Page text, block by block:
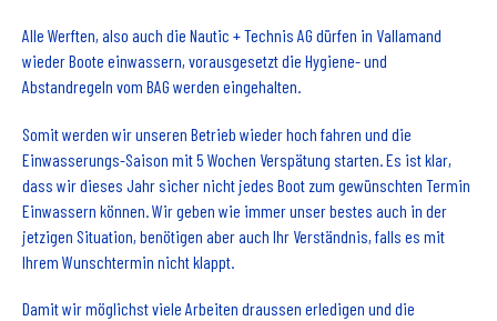
Alle Werften, also auch die Nautic + Technis AG dürfen in Vallamand
wieder Boote einwassern, vorausgesetzt die Hygiene- und
Abstandregeln vom BAG werden eingehalten.
Somit werden wir unseren Betrieb wieder hoch fahren und die
Einwasserungs-Saison mit 5 Wochen Verspätung starten. Es ist klar,
dass wir dieses Jahr sicher nicht jedes Boot zum gewünschten Termin
Einwassern können. Wir geben wie immer unser bestes auch in der
jetzigen Situation, benötigen aber auch Ihr Verständnis, falls es mit
Ihrem Wunschtermin nicht klappt.
Damit wir möglichst viele Arbeiten draussen erledigen und die